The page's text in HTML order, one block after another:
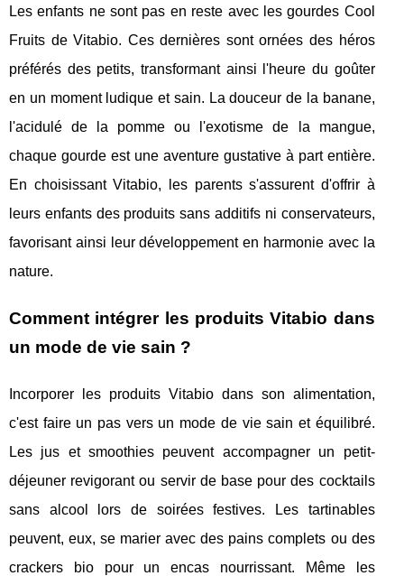
Les enfants ne sont pas en reste avec les gourdes Cool
Fruits de Vitabio. Ces dernières sont ornées des héros
préférés des petits, transformant ainsi l'heure du goûter
en un moment ludique et sain. La douceur de la banane,
l'acidulé de la pomme ou l'exotisme de la mangue,
chaque gourde est une aventure gustative à part entière.
En choisissant Vitabio, les parents s'assurent d'offrir à
leurs enfants des produits sans additifs ni conservateurs,
favorisant ainsi leur développement en harmonie avec la
nature.
Comment intégrer les produits Vitabio dans
un mode de vie sain ?
Incorporer les produits Vitabio dans son alimentation,
c'est faire un pas vers un mode de vie sain et équilibré.
Les jus et smoothies peuvent accompagner un petit-
déjeuner revigorant ou servir de base pour des cocktails
sans alcool lors de soirées festives. Les tartinables
peuvent, eux, se marier avec des pains complets ou des
crackers bio pour un encas nourrissant. Même les